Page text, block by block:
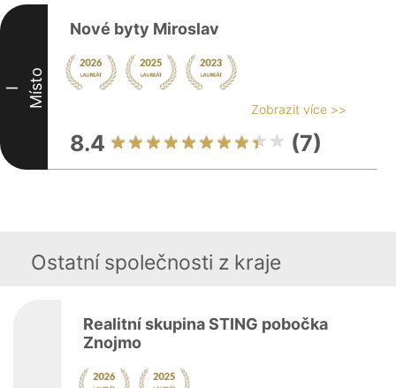
I Místo
Nové byty Miroslav
Zobrazit více >>
8.4 (7)
Ostatní společnosti z kraje
Realitní skupina STING pobočka
Znojmo